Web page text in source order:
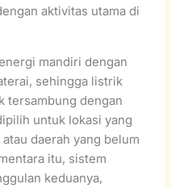
aktivitas utama di
mandiri dengan
sehingga listrik
tersambung dengan
untuk lokasi yang
daerah yang belum
itu, sistem
keduanya,